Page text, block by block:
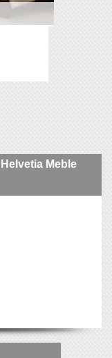
Helvetia Meble